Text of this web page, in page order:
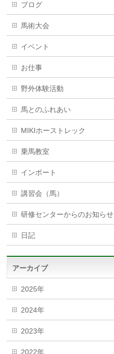
ブログ
馬術大会
イベント
お仕事
野外体験活動
馬とのふれあい
MIKIホーストレック
乗馬教室
インポート
講習会（馬）
研修センターからのお知らせ
日記
アーカイブ
2025年
2024年
2023年
2022年